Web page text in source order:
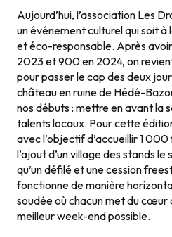
Aujourd’hui, l’association Les
un événement culturel qui soit à
et éco-responsable. Après
2023 et 900 en 2024, on
pour passer le cap des deux
château en ruine de Hédé-
nos débuts : mettre en avant la
talents locaux. Pour cette
avec l’objectif d’accueillir 1
l’ajout d’un village des stands
qu’un défilé et une cession
fonctionne de manière
soudée où chacun met du cœur
meilleur week-end possible.